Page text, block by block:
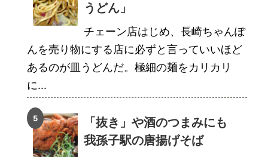
うどん」
チェーン店はじめ、長崎ちゃんぽ
んを売り物にする店に必ずと言っていいほど
あるのが皿うどんだ。極細の麺をカリカリ
に...
「抜き」や酒のつまみにも
我孫子駅の唐揚げそば